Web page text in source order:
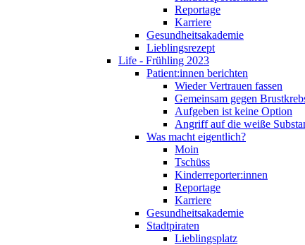
Reportage
Karriere
Gesundheitsakademie
Lieblingsrezept
Life - Frühling 2023
Patient:innen berichten
Wieder Vertrauen fassen
Gemeinsam gegen
Aufgeben ist keine Option
Angriff auf die weiße
Was macht eigentlich?
Moin
Tschüss
Kinderreporter:innen
Reportage
Karriere
Gesundheitsakademie
Stadtpiraten
Lieblingsplatz